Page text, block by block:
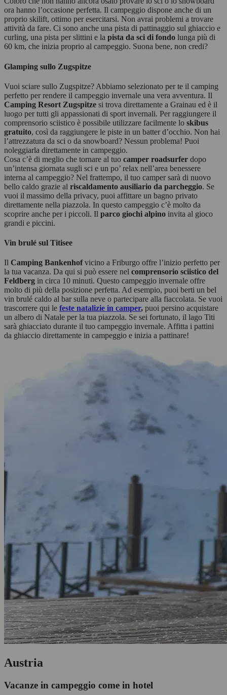
ora hanno l’occasione perfetta. Il campeggio dispone anche di un
proprio skilift, ottimo per esercitarsi. Non avrai problemi a trovare
attività da fare. Ci sono anche una pista di pattinaggio sul ghiaccio e
curling, una pista per slittini e la pista da sci di fondo lunga più di
60 km, che inizia proprio al campeggio. Suona bene, non credi?
Glamping sullo Zugspitze
Vuoi sciare sullo Zugspitze? Abbiamo selezionato per te il camping
perfetto per rendere il campeggio invernale una vera avventura. Il
Camping Resort Zugspitze si trova direttamente a Grainau ed è il
luogo per tutti gli appassionati di sport invernali. Per raggiungere il
comprensorio sciistico è possibile utilizzare facilmente lo skibus
gratuito, così da raggiungere le piste in un batter d’occhio. Non hai
l’attrezzatura da sci o da snowboard? Nessun problema! Puoi
noleggiarla direttamente in campeggio.
Cosa c’è di meglio che tornare al tuo camper roadsurfer dopo
un’intensa giornata sugli sci e un po’ relax nell’area benessere
interna al campeggio? Nel frattempo, il tuo camper sarà di nuovo
bello caldo grazie al riscaldamento ausiliario da parcheggio. Se
vuoi il massimo della privacy, puoi affittare un bagno privato
direttamente nella piazzola. In questo campeggio c’è molto da
scoprire anche per i piccoli. Il parco giochi alpino invita al gioco
grandi e piccini.
Vin brulé sul Titisee
Il Camping Bankenhofvicino a Friburgo offre l’inizio perfetto per
la tua vacanza. Da qui si può essere nel comprensorio sciistico del
Feldberg in circa 10 minuti. Questo campeggio invernale offre
molto di più della posizione perfetta. Ad esempio, puoi berti un bel
vin brulé caldo al bar sulla neve o partecipare alla fiaccolata. Se vuoi
trascorrere qui le feste natalizie in camper, puoi persino acquistare
un albero di Natale per la tua piazzola. Se sei fortunato, il lago Titi
sarà ghiacciato durante il tuo campeggio invernale. Affitta i pattini
da ghiaccio direttamente in campeggio e inizia a pattinare!
Austria
Vacanze in campeggio come in hotel